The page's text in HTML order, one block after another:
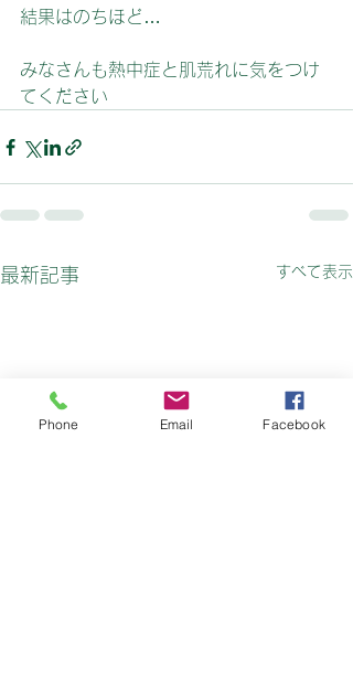
結果はのちほど…
みなさんも熱中症と肌荒れに気をつけ
てください
最新記事 すべて表示
Phone Email Facebook